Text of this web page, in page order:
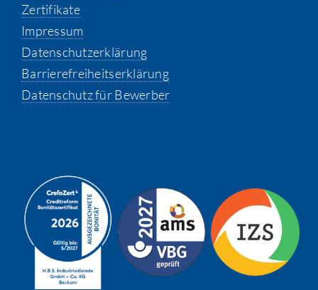
Zertifikate
Impressum
Datenschutzerklärung
Barrierefreiheitserklärung
Datenschutz für Bewerber